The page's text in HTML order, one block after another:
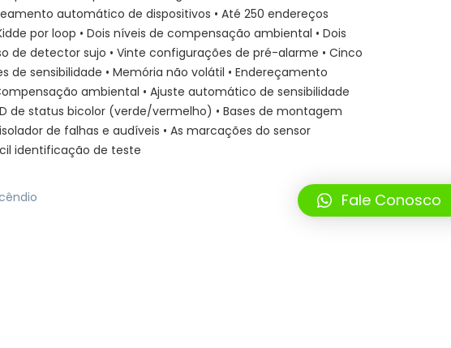
automático de dispositivos • Até 250 endereços
por loop • Dois níveis de compensação ambiental • Dois
de detector sujo • Vinte configurações de pré-alarme • Cinco
de sensibilidade • Memória não volátil • Endereçamento
ambiental • Ajuste automático de sensibilidade
de status bicolor (verde/vermelho) • Bases de montagem
de falhas e audíveis • As marcações do sensor
identificação de teste
Fale Conosco